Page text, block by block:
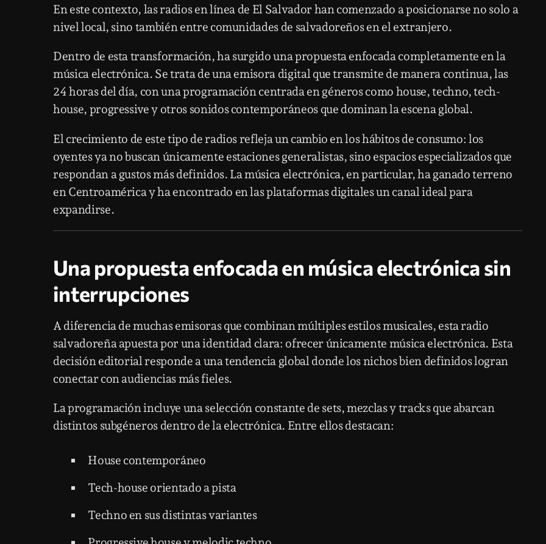
En este contexto, las radios en línea de El Salvador han comenzado a posicionarse no solo a
nivel local, sino también entre comunidades de salvadoreños en el extranjero.
Dentro de esta transformación, ha surgido una propuesta enfocada completamente en la
música electrónica. Se trata de una emisora digital que transmite de manera continua, las
24 horas del día, con una programación centrada en géneros como house, techno, tech-
house, progressive y otros sonidos contemporáneos que dominan la escena global.
El crecimiento de este tipo de radios refleja un cambio en los hábitos de consumo: los
oyentes ya no buscan únicamente estaciones generalistas, sino espacios especializados que
respondan a gustos más definidos. La música electrónica, en particular, ha ganado terreno
en Centroamérica y ha encontrado en las plataformas digitales un canal ideal para
expandirse.
Una propuesta enfocada en música electrónica sin
interrupciones
A diferencia de muchas emisoras que combinan múltiples estilos musicales, esta radio
salvadoreña apuesta por una identidad clara: ofrecer únicamente música electrónica. Esta
decisión editorial responde a una tendencia global donde los nichos bien definidos logran
conectar con audiencias más fieles.
La programación incluye una selección constante de sets, mezclas y tracks que abarcan
distintos subgéneros dentro de la electrónica. Entre ellos destacan:
House contemporáneo
Tech-house orientado a pista
Techno en sus distintas variantes